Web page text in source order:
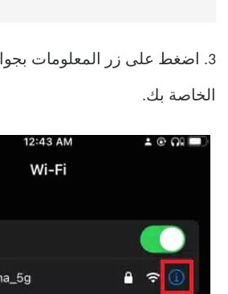
3. اضغط على زر المعلومات بجوار
الخاصة بك.